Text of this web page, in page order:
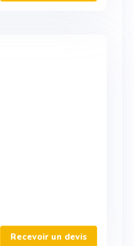
Recevoir un devis